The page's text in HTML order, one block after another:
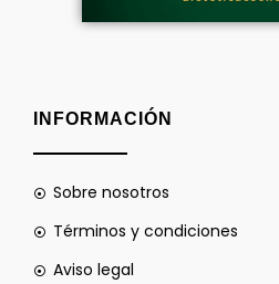
INFORMACIÓN
Sobre nosotros
Términos y condiciones
Aviso legal